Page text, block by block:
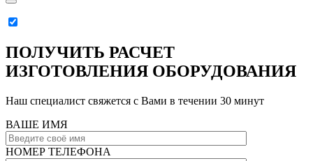
ПОЛУЧИТЬ РАСЧЕТ
ИЗГОТОВЛЕНИЯ ОБОРУДОВАНИЯ
Наш специалист свяжется с Вами в течении 30 минут
ВАШЕ ИМЯ
НОМЕР ТЕЛЕФОНА